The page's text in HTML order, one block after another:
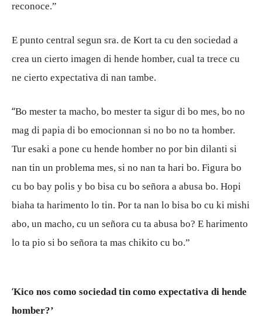
reconoce.”
E punto central segun sra. de Kort ta cu den sociedad a
crea un cierto imagen di hende homber, cual ta trece cu
ne cierto expectativa di nan tambe.
“Bo mester ta macho, bo mester ta sigur di bo mes, bo no
mag di papia di bo emocionnan si no bo no ta homber.
Tur esaki a pone cu hende homber no por bin dilanti si
nan tin un problema mes, si no nan ta hari bo. Figura bo
cu bo bay polis y bo bisa cu bo señora a abusa bo. Hopi
biaha ta harimento lo tin. Por ta nan lo bisa bo cu ki mishi
abo, un macho, cu un señora cu ta abusa bo? E harimento
lo ta pio si bo señora ta mas chikito cu bo.”
‘Kico nos como sociedad tin como expectativa di hende
homber?’